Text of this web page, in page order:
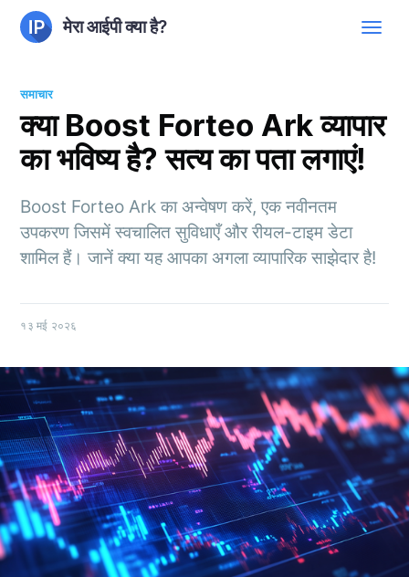
मेरा आईपी क्या है?
समाचार
क्या Boost Forteo Ark व्यापार
का भविष्य है? सत्य का पता लगाएं!
Boost Forteo Ark का अन्वेषण करें, एक नवीनतम
उपकरण जिसमें स्वचालित सुविधाएँ और रीयल-टाइम डेटा
शामिल हैं। जानें क्या यह आपका अगला व्यापारिक साझेदार है!
१३ मई २०२६